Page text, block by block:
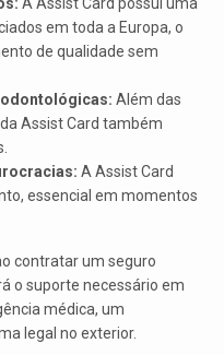
em toda a Europa, o
de qualidade sem
Além das
Assist Card também
A Assist Card
essencial em momentos
contratar um seguro
o suporte necessário em
médica, um
legal no exterior.